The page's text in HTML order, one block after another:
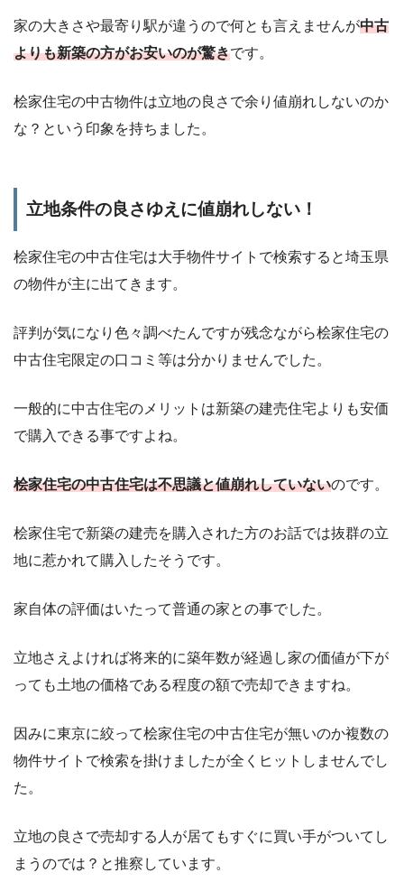
家の大きさや最寄り駅が違うので何とも言えませんが中古
よりも新築の方がお安いのが驚きです。
桧家住宅の中古物件は立地の良さで余り値崩れしないのか
な？という印象を持ちました。
立地条件の良さゆえに値崩れしない！
桧家住宅の中古住宅は大手物件サイトで検索すると埼玉県
の物件が主に出てきます。
評判が気になり色々調べたんですが残念ながら桧家住宅の
中古住宅限定の口コミ等は分かりませんでした。
一般的に中古住宅のメリットは新築の建売住宅よりも安価
で購入できる事ですよね。
桧家住宅の中古住宅は不思議と値崩れしていないのです。
桧家住宅で新築の建売を購入された方のお話では抜群の立
地に惹かれて購入したそうです。
家自体の評価はいたって普通の家との事でした。
立地さえよければ将来的に築年数が経過し家の価値が下が
っても土地の価格である程度の額で売却できますね。
因みに東京に絞って桧家住宅の中古住宅が無いのか複数の
物件サイトで検索を掛けましたが全くヒットしませんでし
た。
立地の良さで売却する人が居てもすぐに買い手がついてし
まうのでは？と推察しています。